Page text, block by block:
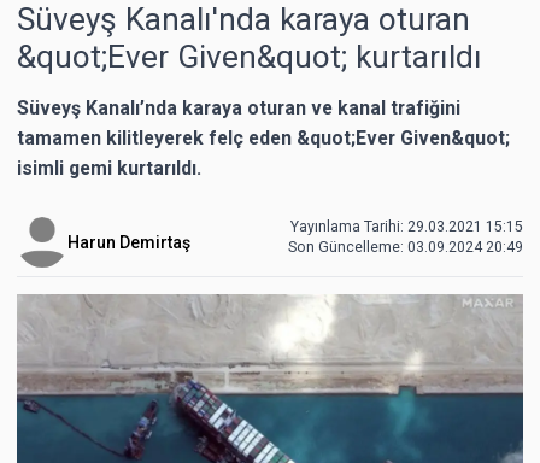
Süveyş Kanalı'nda karaya oturan
&quot;Ever Given&quot; kurtarıldı
Süveyş Kanalı’nda karaya oturan ve kanal trafiğini
tamamen kilitleyerek felç eden &quot;Ever Given&quot;
isimli gemi kurtarıldı.
Harun Demirtaş
Yayınlama Tarihi: 29.03.2021 15:15
Son Güncelleme: 03.09.2024 20:49